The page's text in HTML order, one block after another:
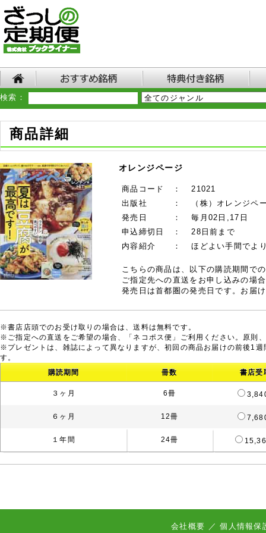
検索：
商品詳細
オレンジページ
商品コード ：
21021
出版社
：
（株）オレンジペ
発売日
：
毎月02日,17日
申込締切日
：
28日前まで
内容紹介
： ほどよい手間でよ
こちらの商品は、以下の購読期間で
ご指定先への直送をお申し込みの場
発売日は首都圏の発売日です。お届
※書店店頭でのお受け取りの場合は、送料は無料です。
※ご指定への直送をご希望の場合、「ネコポス便」ご利用ください。原則
※プレゼントは、雑誌によって異なりますが、初回の商品お届けの前後1
す。
購読期間
冊数 書店受
３ヶ月 6冊
６ヶ月 12冊
１年間 24冊
会社概要 ／個人情報保